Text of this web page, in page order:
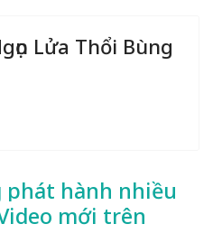
Lửa Thổi Bùng
phát hành nhiều
mới trên